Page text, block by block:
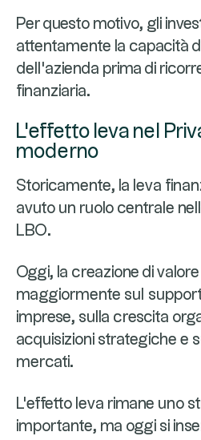
Per questo motivo, gli
attentamente la capacità
dell'azienda prima di
finanziaria.
L'effetto leva nel
moderno
Storicamente, la leva
avuto un ruolo centrale
LBO.
Oggi, la creazione di
maggiormente sul
imprese, sulla crescita
acquisizioni strategiche e
mercati.
L'effetto leva rimane uno
importante, ma oggi si